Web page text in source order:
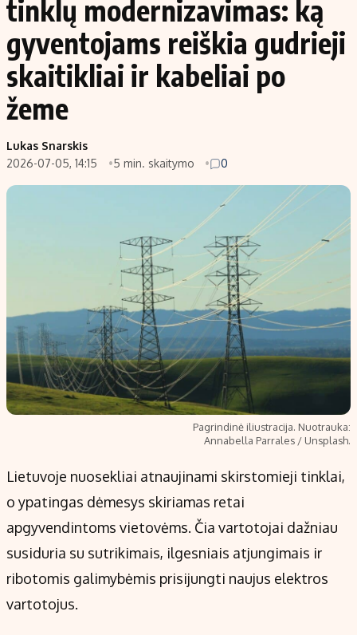
tinklų modernizavimas: ką
gyventojams reiškia gudrieji
skaitikliai ir kabeliai po
žeme
Lukas Snarskis
2026-07-05, 14:15
5 min. skaitymo 0
Pagrindinė iliustracija. Nuotrauka:
Annabella Parrales / Unsplash.
Lietuvoje nuosekliai atnaujinami skirstomieji tinklai,
o ypatingas dėmesys skiriamas retai
apgyvendintoms vietovėms. Čia vartotojai dažniau
susiduria su sutrikimais, ilgesniais atjungimais ir
ribotomis galimybėmis prisijungti naujus elektros
vartotojus.